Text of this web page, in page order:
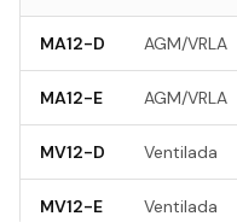
MA12-D AGM/VRLA
MA12-E AGM/VRLA
MV12-D Ventilada
MV12-E Ventilada